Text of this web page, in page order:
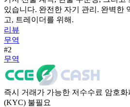
있습니다. 완전한 자기 관리. 완벽한
고, 트레이더를 위해.
리뷰
무역
#2
무역
즉시 거래가 가능한 저수수료 암호
(KYC) 불필요